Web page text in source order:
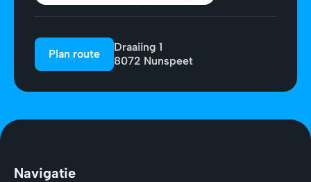
Plan route
Draaiing 1
8072 Nunspeet
Navigatie